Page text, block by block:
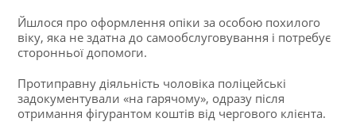
Йшлося про оформлення опіки за особою похилого
віку, яка не здатна до самообслуговування і потребує
сторонньої допомоги.
Протиправну діяльність чоловіка поліцейські
задокументували «на гарячому», одразу після
отримання фігурантом коштів від чергового клієнта.